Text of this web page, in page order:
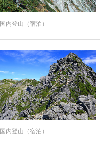
国内登山（宿泊）
国内登山（宿泊）